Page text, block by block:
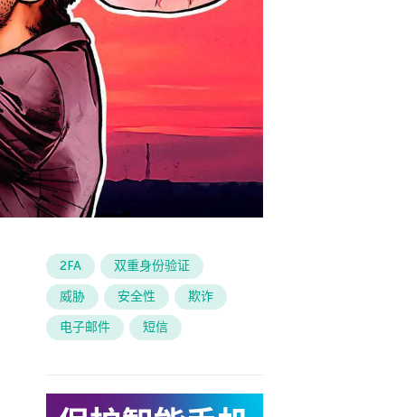
2FA
双重身份验证
威胁
安全性
欺诈
电子邮件
短信